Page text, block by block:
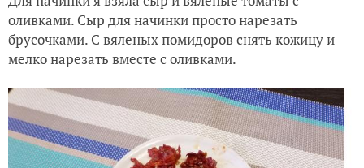
оливками. Сыр для начинки просто нарезать
брусочками. С вяленых помидоров снять кожицу и
мелко нарезать вместе с оливками.